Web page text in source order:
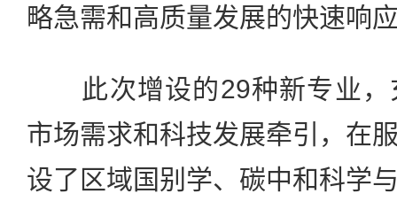
略急需和高质量发展的快速响
此次增设的29种新专业，
市场需求和科技发展牵引，在
设了区域国别学、碳中和科学